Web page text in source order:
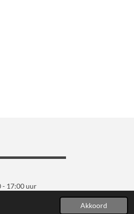
Akkoord
- 17:00 uur
JouwWeb